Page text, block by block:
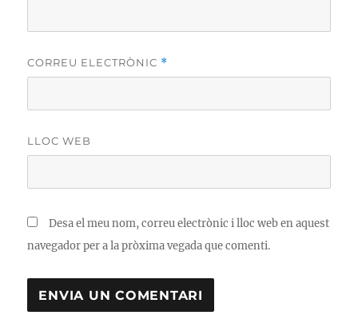
CORREU ELECTRÒNIC *
LLOC WEB
Desa el meu nom, correu electrònic i lloc web en aquest
navegador per a la pròxima vegada que comenti.